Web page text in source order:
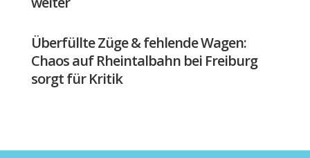
Überfüllte Züge & fehlende Wagen:
Chaos auf Rheintalbahn bei Freiburg
sorgt für Kritik